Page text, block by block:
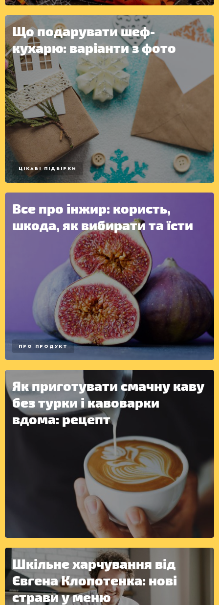
КОНСЕРВАЦІЯ
ІНШЕ
Що подарувати шеф-
кухарю: варіанти з фото
ЦІКАВІ ПІДБІРКИ
Все про інжир: користь,
шкода, як вибирати та їсти
ПРО ПРОДУКТ
Як приготувати смачну каву
без турки і кавоварки
вдома: рецепт
Шкільне харчування від
Євгена Клопотенка: нові
страви у меню